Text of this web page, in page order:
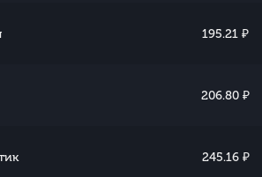
195.21 ₽
206.80 ₽
245.16 ₽